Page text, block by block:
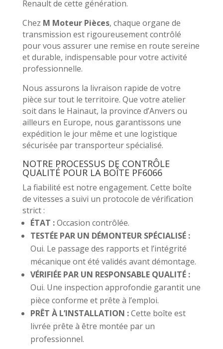
Renault de cette génération.
Chez M Moteur Pièces, chaque organe de
transmission est rigoureusement contrôlé
pour vous assurer une remise en route sereine
et durable, indispensable pour votre activité
professionnelle.
Nous assurons la livraison rapide de votre
pièce sur tout le territoire. Que votre atelier
soit dans le Hainaut, la province d’Anvers ou
ailleurs en Europe, nous garantissons une
expédition le jour même et une logistique
sécurisée par transporteur spécialisé.
NOTRE PROCESSUS DE CONTRÔLE
QUALITÉ POUR LA BOÎTE PF6066
La fiabilité est notre engagement. Cette boîte
de vitesses a suivi un protocole de vérification
strict :
ÉTAT :Occasion contrôlée.
TESTÉE PAR UN DÉMONTEUR SPÉCIALISÉ :
Oui. Le passage des rapports et l’intégrité
mécanique ont été validés avant démontage.
VÉRIFIÉE PAR UN RESPONSABLE QUALITÉ :
Oui. Une inspection approfondie garantit une
pièce conforme et prête à l’emploi.
PRÊT À L’INSTALLATION :Cette boîte est
livrée prête à être montée par un
professionnel.